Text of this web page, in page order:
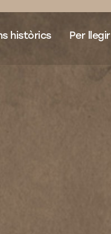
històrics Per llegir